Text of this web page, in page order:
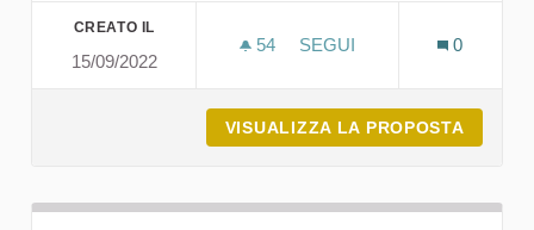
CREATO IL
15/09/2022
54 54 SOSTENITORI
SEGUI
0
VISUALIZZA LA PROPOSTA